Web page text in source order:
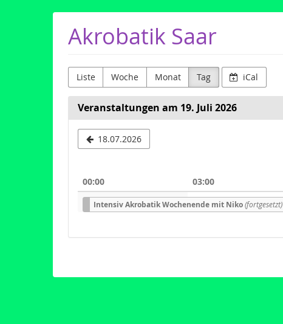
Akrobatik Saar
Liste Woche Monat Tag iCal
Veranstaltungen am 19. Juli 2026
18.07.2026
auswählen
00:00 03:00
Intensiv Akrobatik Wochenende mit Niko(fortgesetzt)